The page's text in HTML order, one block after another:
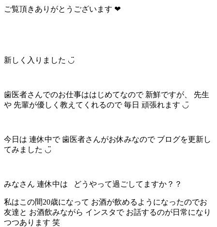
ご覧頂きありがとうございます ‪‪❤︎‬
新しく入りました ◡̈
歯医者さんでのお仕事ははじめてなので 新鮮ですが、 先生
や 先輩が優しく教えてくれるので 毎日 頑張れます ◡̈
今日は 連休中で 歯医者さんがお休みなので ブログを更新し
てみました ◡̈
みなさん 連休中は どうやって過ごしてますか？？
私はこの間20歳になって お酒が飲めるようになったのでお
友達と お酒飲みながら インスタで お話するのが日常になり
つつあります 笑